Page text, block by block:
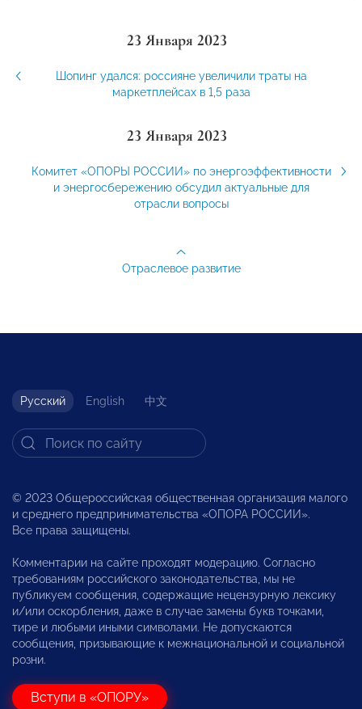
23 Января 2023
Шопинг удался: россияне увеличили траты на
маркетплейсах в 1,5 раза
23 Января 2023
Комитет «ОПОРЫ РОССИИ» по энергоэффективности
и энергосбережению обсудил актуальные для
отрасли вопросы
Отраслевое развитие
Русский English 中文
© 2023 Общероссийская общественная организация малого
и среднего предпринимательства «ОПОРА РОССИИ».
Все права защищены.
Комментарии на сайте проходят модерацию. Согласно
требованиям российского законодательства, мы не
публикуем сообщения, содержащие нецензурную лексику
и/или оскорбления, даже в случае замены букв точками,
тире и любыми иными символами. Не допускаются
сообщения, призывающие к межнациональной и социальной
розни.
Вступи в «ОПОРУ»